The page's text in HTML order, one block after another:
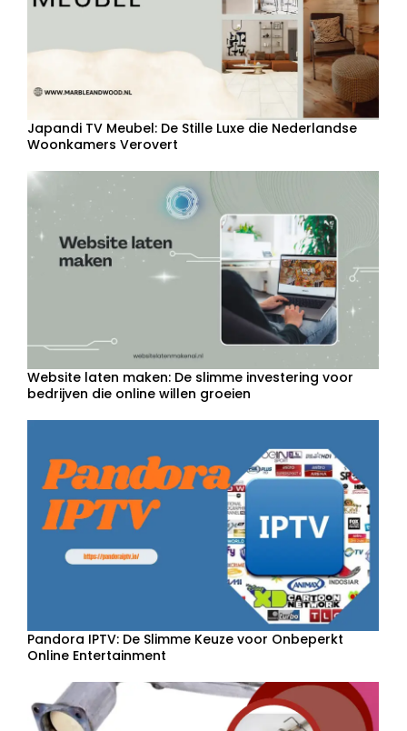
Japandi TV Meubel: De Stille Luxe die Nederlandse
Woonkamers Verovert
Website laten maken: De slimme investering voor
bedrijven die online willen groeien
Pandora IPTV: De Slimme Keuze voor Onbeperkt
Online Entertainment